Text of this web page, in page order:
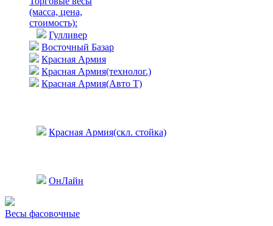
(масса, цена,
стоимость):
Гулливер
Восточный Базар
Красная Армия
Красная Армия(технолог.)
Красная Армия(Авто Т)
Красная Армия(скл. стойка)
ОнЛайн
Весы фасовочные